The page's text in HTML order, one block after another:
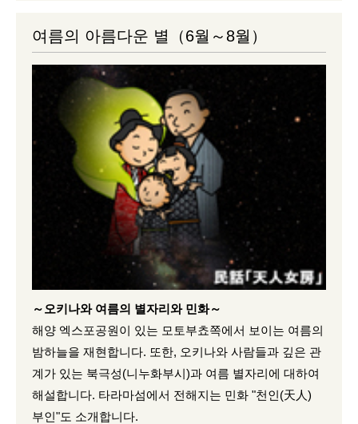
여름의 아름다운 별（6월～8월）
～오키나와 여름의 별자리와 민화～
해양 엑스포공원이 있는 모토부쵸쪽에서 보이는 여름의
밤하늘을 재현합니다. 또한, 오키나와 사람들과 깊은 관
계가 있는 북극성(니누화부시)과 여름 별자리에 대하여
해설합니다. 타라마섬에서 전해지는 민화 "천인(天人)
부인"도 소개합니다.